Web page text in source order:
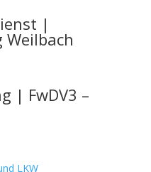
|
Weilbach
| FwDV3 –
LKW